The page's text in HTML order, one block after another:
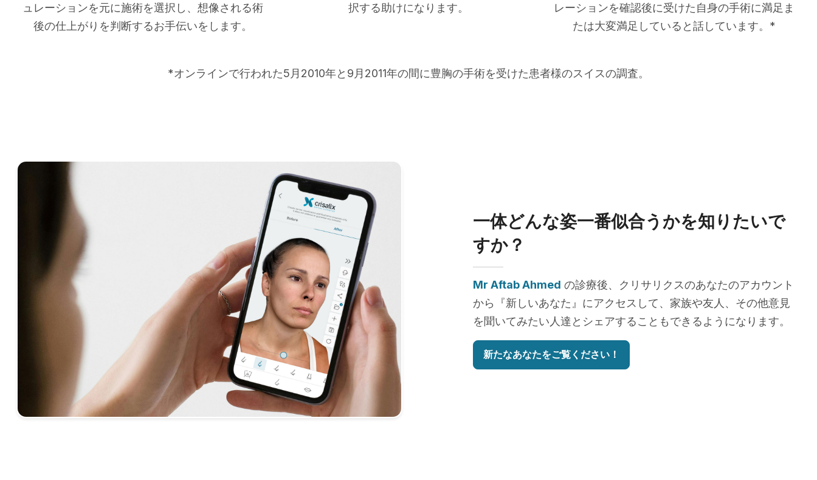
ュレーションを元に施術を選択し、想像される術
後の仕上がりを判断するお手伝いをします。
択する助けになります。
レーションを確認後に受けた自身の手術に満足ま
たは大変満足していると話しています。*
*オンラインで行われた5月2010年と9月2011年の間に豊胸の手術を受けた患者様のスイスの調査。
一体どんな姿一番似合うかを知りたいで
すか？
Mr Aftab Ahmed の診療後、クリサリクスのあなたのアカウント
から『新しいあなた』にアクセスして、家族や友人、その他意見
を聞いてみたい人達とシェアすることもできるようになります。
新たなあなたをご覧ください！